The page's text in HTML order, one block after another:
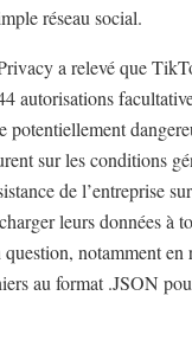
réseau social.
a relevé que
autorisations
potentiellement
sur les conditions
de l’entreprise
leurs données à
notamment en
au format .JSON